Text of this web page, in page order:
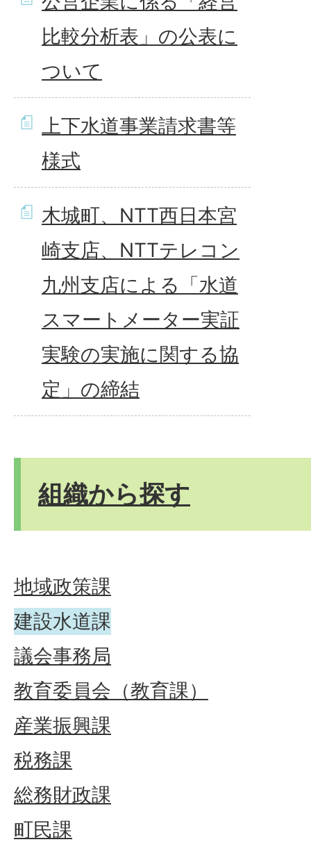
比較分析表」の公表に
ついて
上下水道事業請求書等
様式
木城町、NTT西日本宮
崎支店、NTTテレコン
九州支店による「水道
スマートメーター実証
実験の実施に関する協
定」の締結
組織から探す
地域政策課
建設水道課
議会事務局
教育委員会（教育課）
産業振興課
税務課
総務財政課
町民課